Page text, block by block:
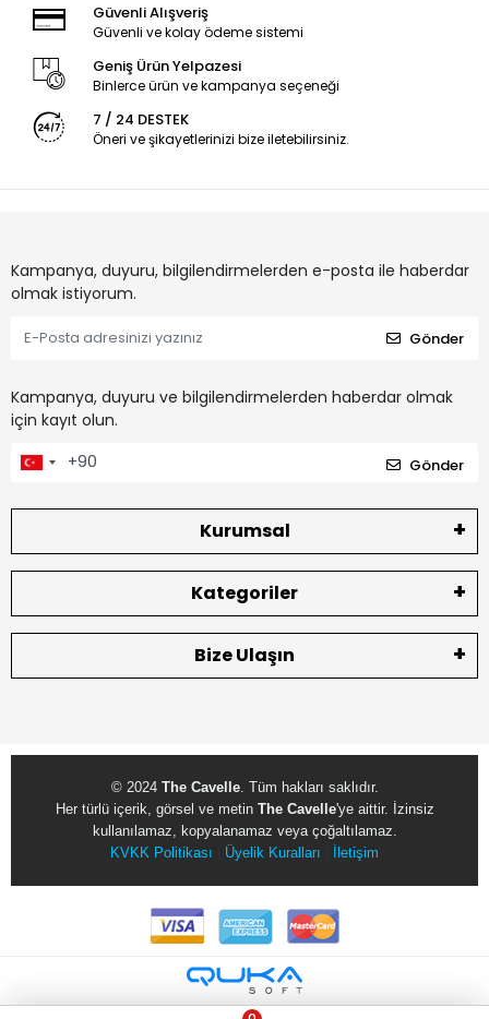
Güvenli Alışveriş
Güvenli ve kolay ödeme sistemi
Geniş Ürün Yelpazesi
Binlerce ürün ve kampanya seçeneği
7 / 24 DESTEK
Öneri ve şikayetlerinizi bize iletebilirsiniz.
Kampanya, duyuru, bilgilendirmelerden e-posta ile haberdar
olmak istiyorum.
Gönder
Kampanya, duyuru ve bilgilendirmelerden haberdar olmak
için kayıt olun.
Gönder
Kurumsal
Kategoriler
Bize Ulaşın
© 2024 The Cavelle. Tüm hakları saklıdır.
Her türlü içerik, görsel ve metin The Cavelle'ye aittir. İzinsiz
kullanılamaz, kopyalanamaz veya çoğaltılamaz.
KVKK Politikası
Üyelik Kuralları İletişim